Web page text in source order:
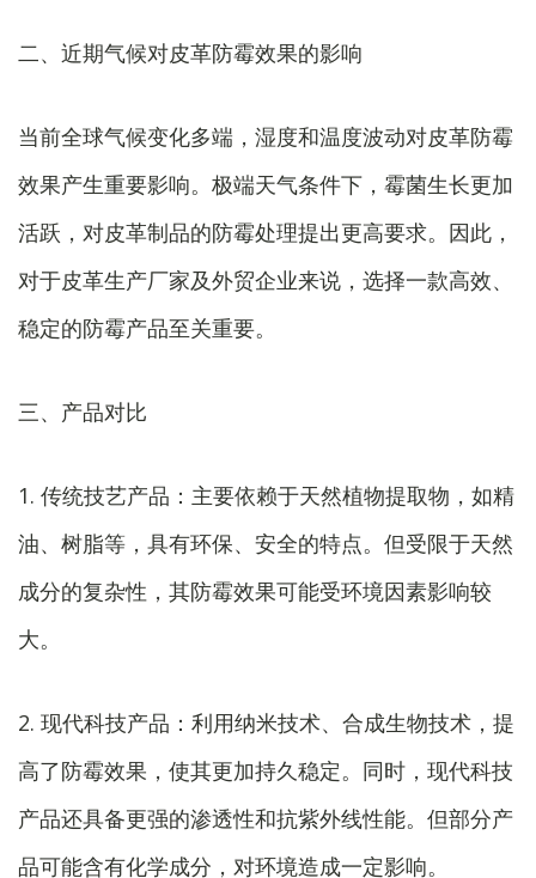
二、近期气候对皮革防霉效果的影响
当前全球气候变化多端，湿度和温度波动对皮革防霉
效果产生重要影响。极端天气条件下，霉菌生长更加
活跃，对皮革制品的防霉处理提出更高要求。因此，
对于皮革生产厂家及外贸企业来说，选择一款高效、
稳定的防霉产品至关重要。
三、产品对比
1. 传统技艺产品：主要依赖于天然植物提取物，如精
油、树脂等，具有环保、安全的特点。但受限于天然
成分的复杂性，其防霉效果可能受环境因素影响较
大。
2. 现代科技产品：利用纳米技术、合成生物技术，提
高了防霉效果，使其更加持久稳定。同时，现代科技
产品还具备更强的渗透性和抗紫外线性能。但部分产
品可能含有化学成分，对环境造成一定影响。